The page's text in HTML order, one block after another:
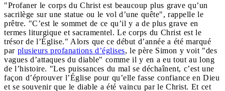
"Profaner le corps du Christ est beaucoup plus grave qu’un
sacrilège sur une statue ou le vol d’une quête", rappelle le
prêtre. "C’est le sommet de ce qu’il y a de plus grave en
termes liturgique et sacramentel. Le corps du Christ est le
trésor de l’Église." Alors que ce début d’année a été marqué
par plusieurs profanations d’églises, le père Simon y voit "des
vagues d’attaques du diable" comme il y en a eu tout au long
de l’histoire. "Les puissances du mal se déchaînent, c’est une
façon d’éprouver l’Église pour qu’elle fasse confiance en Dieu
et se souvenir que le diable a été vaincu par le Christ. Et cet